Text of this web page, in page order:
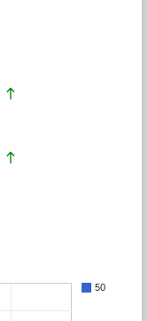
north
north
50